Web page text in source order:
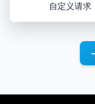
自定义请求